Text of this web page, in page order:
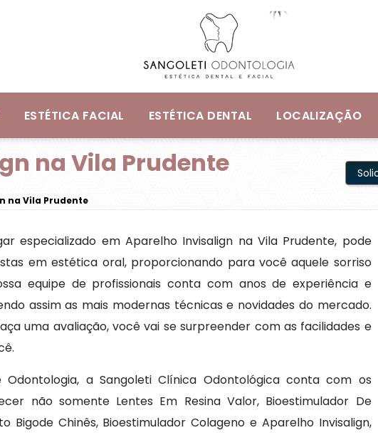
ESTÉTICA FACIAL ESTÉTICA DENTAL LOCALIZAÇÃO
na Vila Prudente
na Vila Prudente
especializado em Aparelho Invisalign na Vila Prudente, pode
em estética oral, proporcionando para você aquele sorriso
equipe de profissionais conta com anos de experiência e
assim as mais modernas técnicas e novidades do mercado.
uma avaliação, você vai se surpreender com as facilidades e
a Sangoleti Clínica Odontológica conta com os
não somente Lentes Em Resina Valor, Bioestimulador De
Bigode Chinês, Bioestimulador Colageno e Aparelho Invisalign,